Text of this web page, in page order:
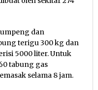
dan
terigu 300 kg dan
5000 liter. Untuk
tabung gas
selama 8 jam.